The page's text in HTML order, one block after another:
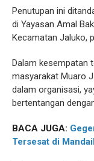
Penutupan ini
di Yayasan Amal
Kecamatan Jaluko,
Dalam kesempatan
masyarakat Muaro
dalam organisasi,
bertentangan
BACA JUGA:
Tersesat di